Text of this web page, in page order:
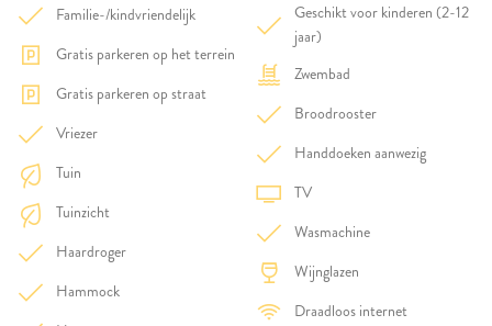
Familie-/kindvriendelijk
Gratis parkeren op het terrein
Gratis parkeren op straat
Vriezer
Tuin
Tuinzicht
Haardroger
Hammock
Geschikt voor kinderen (2-12
jaar)
Zwembad
Broodrooster
Handdoeken aanwezig
TV
Wasmachine
Wijnglazen
Draadloos internet